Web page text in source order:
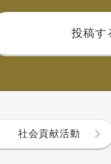
投稿す
社会貢献活動